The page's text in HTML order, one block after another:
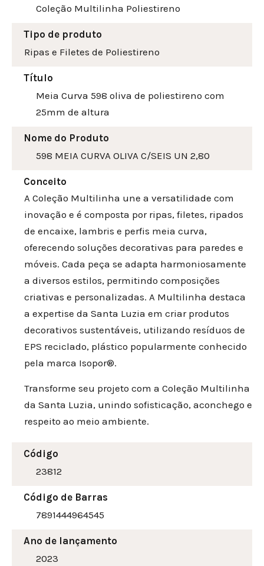
Coleção Multilinha Poliestireno
Tipo de produto
Ripas e Filetes de Poliestireno
Título
Meia Curva 598 oliva de poliestireno com
25mm de altura
Nome do Produto
598 MEIA CURVA OLIVA C/SEIS UN 2,80
Conceito
A Coleção Multilinha une a versatilidade com
inovação e é composta por ripas, filetes, ripados
de encaixe, lambris e perfis meia curva,
oferecendo soluções decorativas para paredes e
móveis. Cada peça se adapta harmoniosamente
a diversos estilos, permitindo composições
criativas e personalizadas. A Multilinha destaca
a expertise da Santa Luzia em criar produtos
decorativos sustentáveis, utilizando resíduos de
EPS reciclado, plástico popularmente conhecido
pela marca Isopor®.
Transforme seu projeto com a Coleção Multilinha
da Santa Luzia, unindo sofisticação, aconchego e
respeito ao meio ambiente.
Código
23812
Código de Barras
7891444964545
Ano de lançamento
2023